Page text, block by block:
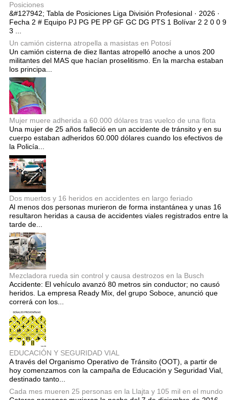
Posiciones
&#127942; Tabla de Posiciones Liga División Profesional · 2026 ·
Fecha 2 # Equipo PJ PG PE PP GF GC DG PTS 1 Bolívar 2 2 0 0 9
3 ...
Un camión cisterna atropella a masistas en Potosí
Un camión cisterna de diez llantas atropelló anoche a unos 200
militantes del MAS que hacían proselitismo. En la marcha estaban
los principa...
Mujer muere adherida a 60.000 dólares tras vuelco de una flota
Una mujer de 25 años falleció en un accidente de tránsito y en su
cuerpo estaban adheridos 60.000 dólares cuando los efectivos de
la Policía...
Dos muertos y 16 heridos en accidentes en largo feriado
Al menos dos personas murieron de forma instantánea y unas 16
resultaron heridas a causa de accidentes viales registrados entre la
tarde de...
Mezcladora rueda sin control y causa destrozos en la Busch
Accidente: El vehículo avanzó 80 metros sin conductor; no causó
heridos. La empresa Ready Mix, del grupo Soboce, anunció que
correrá con los...
EDUCACIÓN Y SEGURIDAD VIAL
A través del Organismo Operativo de Tránsito (OOT), a partir de
hoy comenzamos con la campaña de Educación y Seguridad Vial,
destinado tanto...
Cada mes mueren 25 personas en la Llajta y 105 mil en el mundo